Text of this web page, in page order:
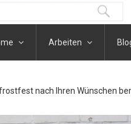
Arbeiten
nach Ihren Wünschen